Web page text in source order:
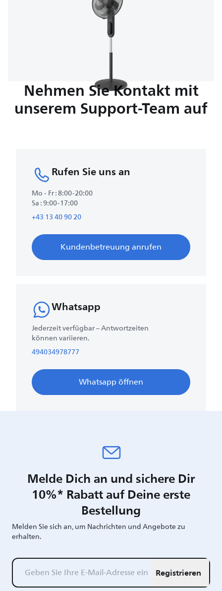
Nehmen Sie Kontakt mit
unserem Support-Team auf
Rufen Sie uns an
Mo - Fr : 8:00-20:00
Sa : 9:00-17:00
+43 13 40 90 20
Kundenbetreuung anrufen
Whatsapp
Jederzeit verfügbar – Antwortzeiten
können variieren.
494034978777
Whatsapp öffnen
Melde Dich an und sichere Dir
10%* Rabatt auf Deine erste
Bestellung
Melden Sie sich an, um Nachrichten und Angebote zu
erhalten.
Registrieren